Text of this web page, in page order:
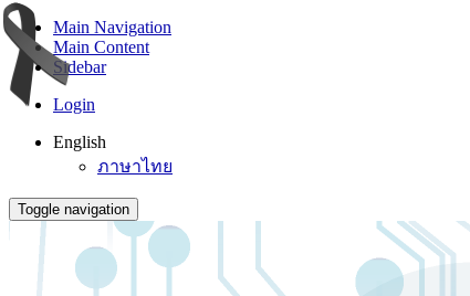
Main Navigation
Main Content
Sidebar
Login
English
ภาษาไทย
Toggle navigation